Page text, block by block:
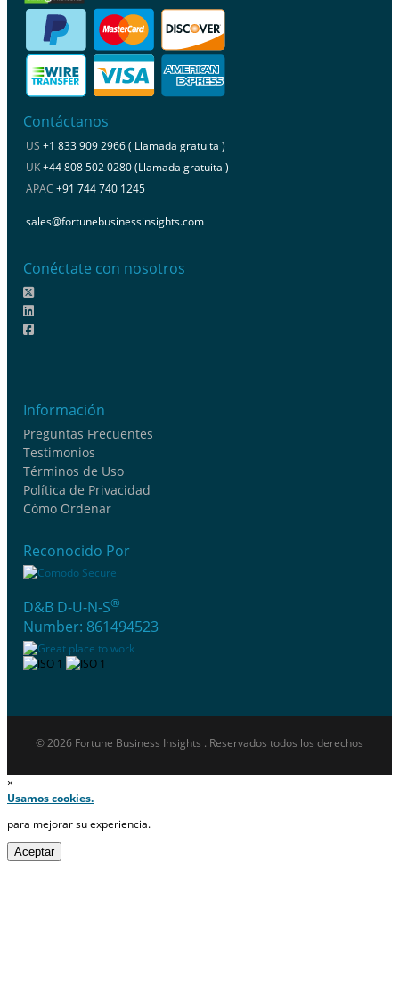
Contáctanos
US +1 833 909 2966 ( Llamada gratuita )
UK+44 808 502 0280 (Llamada gratuita )
APAC +91 744 740 1245
sales@fortunebusinessinsights.com
Conéctate con nosotros
Información
Preguntas Frecuentes
Testimonios
Términos de Uso
Política de Privacidad
Cómo Ordenar
Reconocido Por
D&B D-U-N-S®
Number: 861494523
© 2026 Fortune Business Insights . Reservados todos los derechos
×
Usamos cookies.
para mejorar su experiencia.
Aceptar